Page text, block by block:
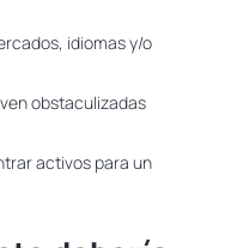
idiomas y/o
obstaculizadas
activos para un